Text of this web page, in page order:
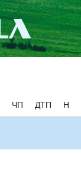
ЧП ДТП